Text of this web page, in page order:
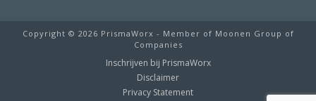
Copyright © 2026 PrismaWorx - Member of Moonen Group of
Companies
Inschrijven bij PrismaWorx
Disclaimer
Privacy Statement